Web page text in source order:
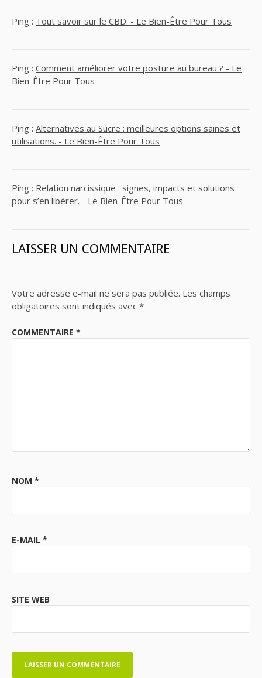
Ping : Tout savoir sur le CBD. - Le Bien-Être Pour Tous
Ping : Comment améliorer votre posture au bureau ? - Le
Bien-Être Pour Tous
Ping : Alternatives au Sucre : meilleures options saines et
utilisations. - Le Bien-Être Pour Tous
Ping : Relation narcissique : signes, impacts et solutions
pour s’en libérer. - Le Bien-Être Pour Tous
LAISSER UN COMMENTAIRE
Votre adresse e-mail ne sera pas publiée. Les champs
obligatoires sont indiqués avec *
COMMENTAIRE *
NOM *
E-MAIL *
SITE WEB